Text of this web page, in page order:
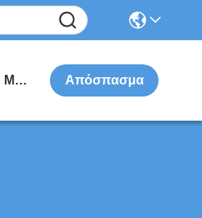
Επικοινωνήστε Μαζί Μας Απόσπασμα